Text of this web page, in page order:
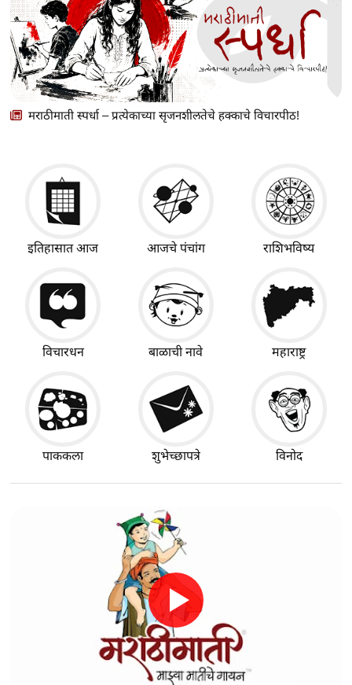
मराठीमाती स्पर्धा – प्रत्येकाच्या सृजनशीलतेचे हक्काचे विचारपीठ!
इतिहासात आज आजचे पंचांग राशिभविष्य
विचारधन बाळाची नावे महाराष्ट्र
पाककला शुभेच्छापत्रे विनोद